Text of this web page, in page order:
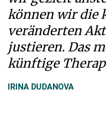
können wir die
veränderten
justieren. Das
künftige
IRINA DUDANOVA